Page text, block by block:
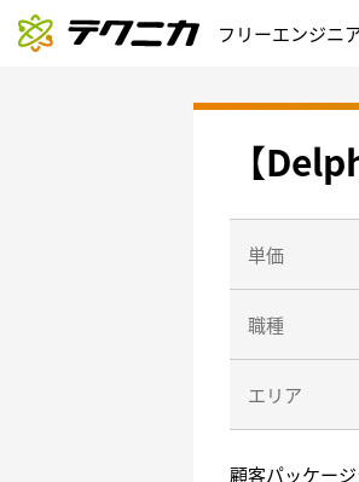
フリーエンジニ
【
単価
職種
エリア
顧客パッケー